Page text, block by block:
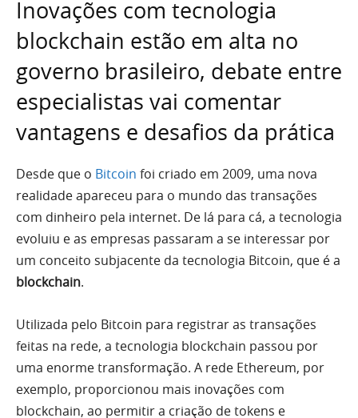
Inovações com tecnologia
blockchain estão em alta no
governo brasileiro, debate entre
especialistas vai comentar
vantagens e desafios da prática
Desde que o Bitcoin foi criado em 2009, uma nova
realidade apareceu para o mundo das transações
com dinheiro pela internet. De lá para cá, a tecnologia
evoluiu e as empresas passaram a se interessar por
um conceito subjacente da tecnologia Bitcoin, que é a
blockchain.
Utilizada pelo Bitcoin para registrar as transações
feitas na rede, a tecnologia blockchain passou por
uma enorme transformação. A rede Ethereum, por
exemplo, proporcionou mais inovações com
blockchain, ao permitir a criação de tokens e